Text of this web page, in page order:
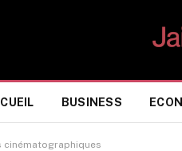
BUSINESS
cinématographiques